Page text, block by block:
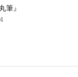
筆』